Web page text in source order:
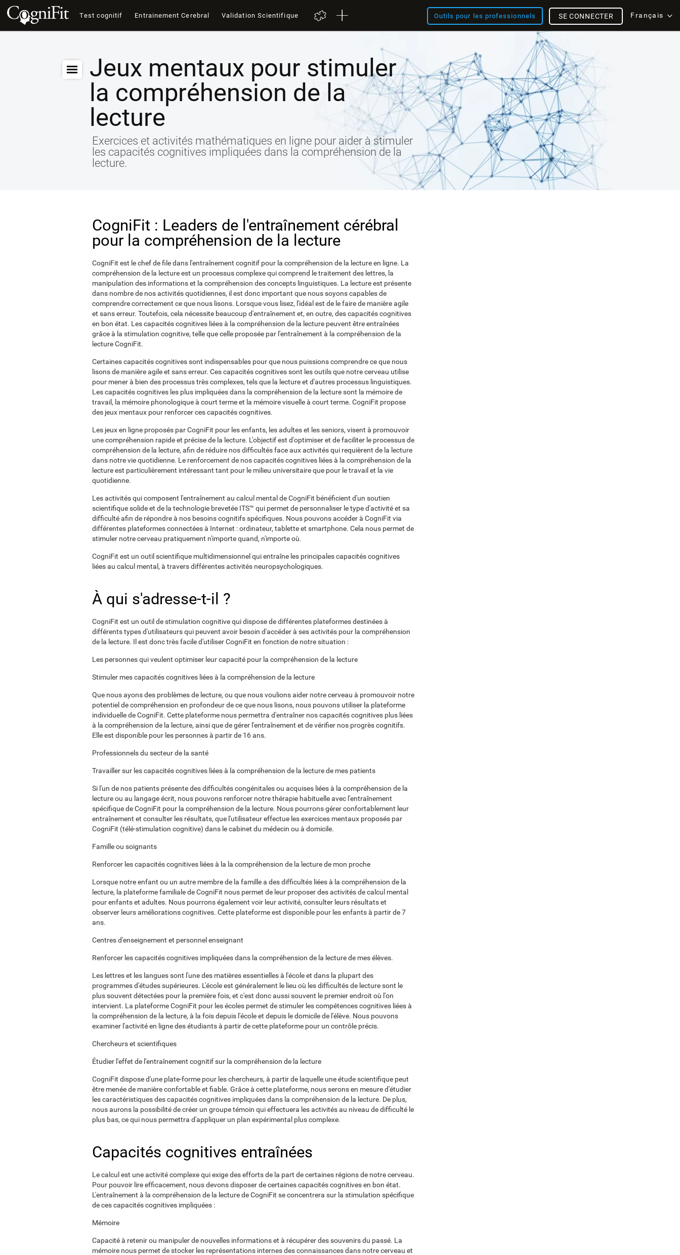
Test cognitif Entrainement Cerebral Validation Scientifique Outils pour les professionnels Français
SE CONNECTER
Jeux mentaux pour stimuler
la compréhension de la
lecture
Exercices et activités mathématiques en ligne pour aider à stimuler
les capacités cognitives impliquées dans la compréhension de la
lecture.
CogniFit : Leaders de l'entraînement cérébral
pour la compréhension de la lecture
CogniFit est le chef de file dans l'entraînement cognitif pour la compréhension de la lecture en ligne. La
compréhension de la lecture est un processus complexe qui comprend le traitement des lettres, la
manipulation des informations et la compréhension des concepts linguistiques. La lecture est présente
dans nombre de nos activités quotidiennes, il est donc important que nous soyons capables de
comprendre correctement ce que nous lisons. Lorsque vous lisez, l'idéal est de le faire de manière agile
et sans erreur. Toutefois, cela nécessite beaucoup d'entraînement et, en outre, des capacités cognitives
en bon état. Les capacités cognitives liées à la compréhension de la lecture peuvent être entraînées
grâce à la stimulation cognitive, telle que celle proposée par l'entraînement à la compréhension de la
lecture CogniFit.
Certaines capacités cognitives sont indispensables pour que nous puissions comprendre ce que nous
lisons de manière agile et sans erreur. Ces capacités cognitives sont les outils que notre cerveau utilise
pour mener à bien des processus très complexes, tels que la lecture et d'autres processus linguistiques.
Les capacités cognitives les plus impliquées dans la compréhension de la lecture sont la mémoire de
travail, la mémoire phonologique à court terme et la mémoire visuelle à court terme. CogniFit propose
des jeux mentaux pour renforcer ces capacités cognitives.
Les jeux en ligne proposés par CogniFit pour les enfants, les adultes et les seniors, visent à promouvoir
une compréhension rapide et précise de la lecture. L'objectif est d'optimiser et de faciliter le processus de
compréhension de la lecture, afin de réduire nos difficultés face aux activités qui requièrent de la lecture
dans notre vie quotidienne. Le renforcement de nos capacités cognitives liées à la compréhension de la
lecture est particulièrement intéressant tant pour le milieu universitaire que pour le travail et la vie
quotidienne.
Les activités qui composent l'entraînement au calcul mental de CogniFit bénéficient d'un soutien
scientifique solide et de la technologie brevetée ITS™ qui permet de personnaliser le type d'activité et sa
difficulté afin de répondre à nos besoins cognitifs spécifiques. Nous pouvons accéder à CogniFit via
différentes plateformes connectées à Internet : ordinateur, tablette et smartphone. Cela nous permet de
stimuler notre cerveau pratiquement n'importe quand, n'importe où.
CogniFit est un outil scientifique multidimensionnel qui entraîne les principales capacités cognitives
liées au calcul mental, à travers différentes activités neuropsychologiques.
À qui s'adresse-t-il ?
CogniFit est un outil de stimulation cognitive qui dispose de différentes plateformes destinées à
différents types d'utilisateurs qui peuvent avoir besoin d'accéder à ses activités pour la compréhension
de la lecture. Il est donc très facile d'utiliser CogniFit en fonction de notre situation :
Les personnes qui veulent optimiser leur capacité pour la compréhension de la lecture
Stimuler mes capacités cognitives liées à la compréhension de la lecture
Que nous ayons des problèmes de lecture, ou que nous voulions aider notre cerveau à promouvoir notre
potentiel de compréhension en profondeur de ce que nous lisons, nous pouvons utiliser la plateforme
individuelle de CogniFit. Cette plateforme nous permettra d'entraîner nos capacités cognitives plus liées
à la compréhension de la lecture, ainsi que de gérer l'entraînement et de vérifier nos progrès cognitifs.
Elle est disponible pour les personnes à partir de 16 ans.
Professionnels du secteur de la santé
Travailler sur les capacités cognitives liées à la compréhension de la lecture de mes patients
Si l'un de nos patients présente des difficultés congénitales ou acquises liées à la compréhension de la
lecture ou au langage écrit, nous pouvons renforcer notre thérapie habituelle avec l'entraînement
spécifique de CogniFit pour la compréhension de la lecture. Nous pourrons gérer confortablement leur
entraînement et consulter les résultats, que l'utilisateur effectue les exercices mentaux proposés par
CogniFit (télé-stimulation cognitive) dans le cabinet du médecin ou à domicile.
Famille ou soignants
Renforcer les capacités cognitives liées à la la compréhension de la lecture de mon proche
Lorsque notre enfant ou un autre membre de la famille a des difficultés liées à la compréhension de la
lecture, la plateforme familiale de CogniFit nous permet de leur proposer des activités de calcul mental
pour enfants et adultes. Nous pourrons également voir leur activité, consulter leurs résultats et
observer leurs améliorations cognitives. Cette plateforme est disponible pour les enfants à partir de 7
ans.
Centres d'enseignement et personnel enseignant
Renforcer les capacités cognitives impliquées dans la compréhension de la lecture de mes élèves.
Les lettres et les langues sont l'une des matières essentielles à l'école et dans la plupart des
programmes d'études supérieures. L'école est généralement le lieu où les difficultés de lecture sont le
plus souvent détectées pour la première fois, et c'est donc aussi souvent le premier endroit où l'on
intervient. La plateforme CogniFit pour les écoles permet de stimuler les compétences cognitives liées à
la compréhension de la lecture, à la fois depuis l'école et depuis le domicile de l'élève. Nous pouvons
examiner l'activité en ligne des étudiants à partir de cette plateforme pour un contrôle précis.
Chercheurs et scientifiques
Étudier l'effet de l'entraînement cognitif sur la compréhension de la lecture
CogniFit dispose d'une plate-forme pour les chercheurs, à partir de laquelle une étude scientifique peut
être menée de manière confortable et fiable. Grâce à cette plateforme, nous serons en mesure d'étudier
les caractéristiques des capacités cognitives impliquées dans la compréhension de la lecture. De plus,
nous aurons la possibilité de créer un groupe témoin qui effectuera les activités au niveau de difficulté le
plus bas, ce qui nous permettra d'appliquer un plan expérimental plus complexe.
Capacités cognitives entraînées
Le calcul est une activité complexe qui exige des efforts de la part de certaines régions de notre cerveau.
Pour pouvoir lire efficacement, nous devons disposer de certaines capacités cognitives en bon état.
L'entraînement à la compréhension de la lecture de CogniFit se concentrera sur la stimulation spécifique
de ces capacités cognitives impliquées :
Mémoire
Capacité à retenir ou manipuler de nouvelles informations et à récupérer des souvenirs du passé. La
mémoire nous permet de stocker les représentations internes des connaissances dans notre cerveau et